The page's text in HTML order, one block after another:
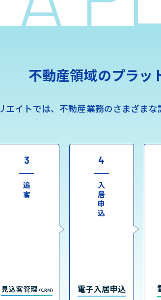
不動産領域のプラッ
エイトでは、不動産業務のさまざまな
3
追客
4
入居申込